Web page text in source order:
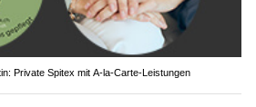
Private Spitex mit A-la-Carte-Leistungen